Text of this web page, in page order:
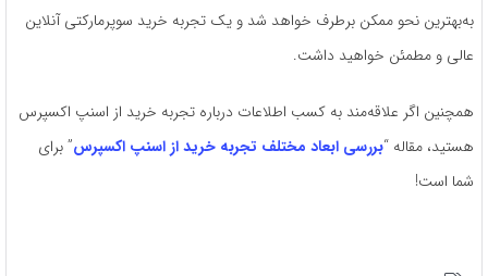
به‌بهترین نحو ممکن برطرف خواهد شد و یک تجربه خرید سوپرمارکتی آنلاین
عالی و مطمئن خواهید داشت.
همچنین اگر علاقه‌مند به کسب اطلاعات درباره تجربه خرید از اسنپ اکسپرس
هستید، مقاله “بررسی ابعاد مختلف تجربه خرید از اسنپ اکسپرس” برای
شما است!